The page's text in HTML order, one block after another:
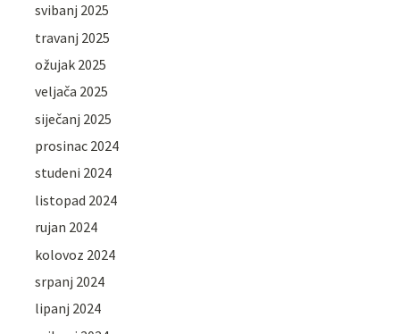
svibanj 2025
travanj 2025
ožujak 2025
veljača 2025
siječanj 2025
prosinac 2024
studeni 2024
listopad 2024
rujan 2024
kolovoz 2024
srpanj 2024
lipanj 2024